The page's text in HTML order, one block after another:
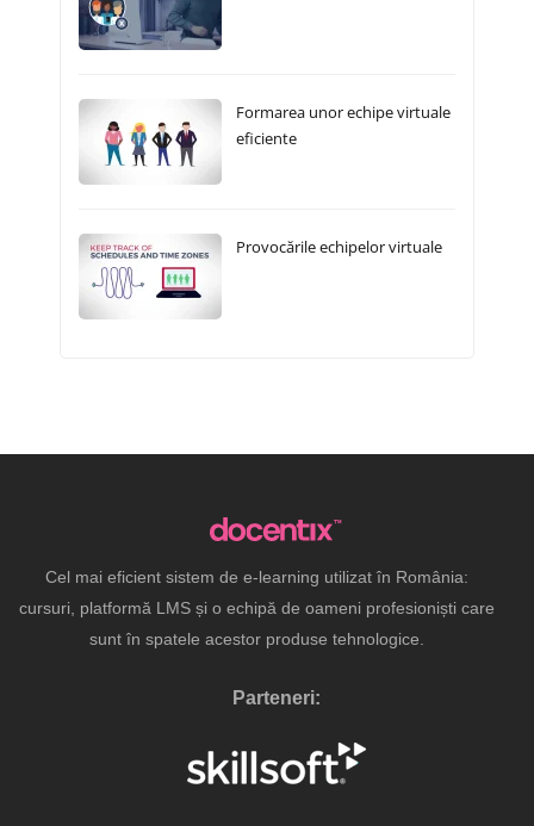
Formarea unor echipe virtuale
eficiente
Provocările echipelor virtuale
Cel mai eficient sistem de e-learning utilizat în România:
cursuri, platformă LMS și o echipă de oameni profesioniști care
sunt în spatele acestor produse tehnologice.
Parteneri: